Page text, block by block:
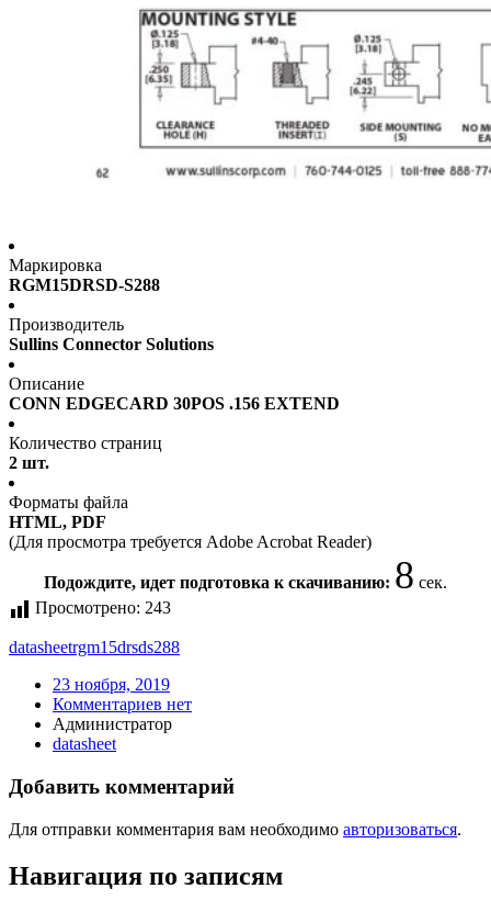
Маркировка
RGM15DRSD-S288
Производитель
Sullins Connector Solutions
Описание
CONN EDGECARD 30POS .156 EXTEND
Количество страниц
2 шт.
Форматы файла
HTML, PDF
(Для просмотра требуется Adobe Acrobat Reader)
Подождите, идет подготовка к скачиванию: 8 сек.
Просмотрено: 243
datasheetrgm15drsds288
23 ноября, 2019
Комментариев нет
Администратор
datasheet
Добавить комментарий
Для отправки комментария вам необходимо авторизоваться.
Навигация по записям